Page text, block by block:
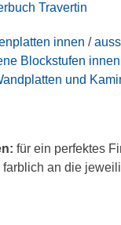
Travertin
innen /
Blockstufen
und
für ein perfektes
an die